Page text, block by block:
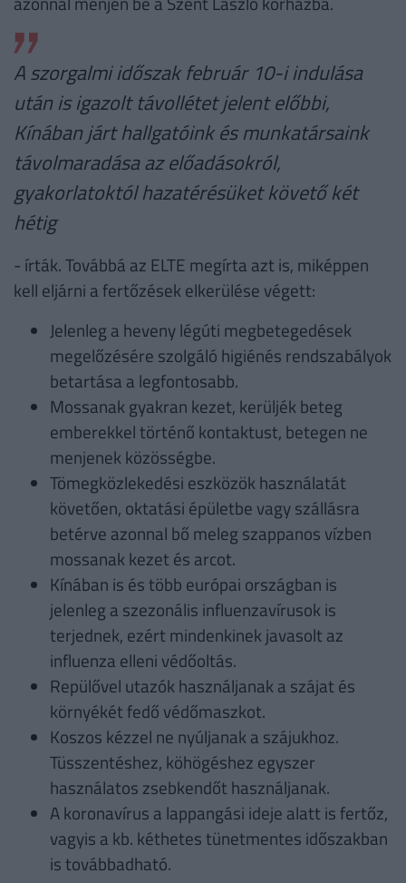
A szorgalmi időszak február 10-i indulása
után is igazolt távollétet jelent előbbi,
Kínában járt hallgatóink és munkatársaink
távolmaradása az előadásokról,
gyakorlatoktól hazatérésüket követő két
hétig
- írták. Továbbá az ELTE megírta azt is, miképpen
kell eljárni a fertőzések elkerülése végett:
Jelenleg a heveny légúti megbetegedések
megelőzésére szolgáló higiénés rendszabályok
betartása a legfontosabb.
Mossanak gyakran kezet, kerüljék beteg
emberekkel történő kontaktust, betegen ne
menjenek közösségbe.
Tömegközlekedési eszközök használatát
követően, oktatási épületbe vagy szállásra
betérve azonnal bő meleg szappanos vízben
mossanak kezet és arcot.
Kínában is és több európai országban is
jelenleg a szezonális influenzavírusok is
terjednek, ezért mindenkinek javasolt az
influenza elleni védőoltás.
Repülővel utazók használjanak a szájat és
környékét fedő védőmaszkot.
Koszos kézzel ne nyúljanak a szájukhoz.
Tüsszentéshez, köhögéshez egyszer
használatos zsebkendőt használjanak.
A koronavírus a lappangási ideje alatt is fertőz,
vagyis a kb. kéthetes tünetmentes időszakban
is továbbadható.